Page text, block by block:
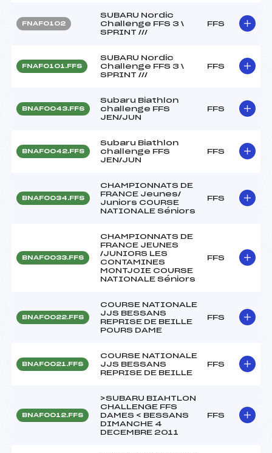
FNAF0102
SUBARU Nordic
Challenge FFS 3 \
SPRINT ///
FFS
FNAF0101.FFS
SUBARU Nordic
Challenge FFS 3 \
SPRINT ///
FFS
BNAF0043.FFS
Subaru Biathlon
challenge FFS
JEN/JUN
FFS
BNAF0042.FFS
Subaru Biathlon
challenge FFS
JEN/JUN
FFS
BNAF0034.FFS
CHAMPIONNATS DE
FRANCE Jeunes/
Juniors COURSE
NATIONALE Séniors
FFS
BNAF0033.FFS
CHAMPIONNATS DE
FRANCE JEUNES
/JUNIORS LES
CONTAMINES
MONTJOIE COURSE
NATIONALE Séniors
FFS
BNAF0022.FFS
COURSE NATIONALE
JJS BESSANS
REPRISE DE BEILLE
POURS DAME
FFS
BNAF0021.FFS
COURSE NATIONALE
JJS BESSANS
REPRISE DE BEILLE
FFS
BNAF0012.FFS
>SUBARU BIAHTLON
CHALLENGE FFS
DAMES < BESSANS
DIMANCHE 4
DECEMBRE 2011
FFS